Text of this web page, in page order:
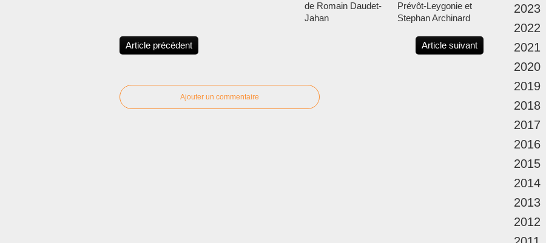
de Romain Daudet-
Jahan
Prévôt-Leygonie et
Stephan Archinard
Article précédent Article suivant
Ajouter un commentaire
2023
2022
2021
2020
2019
2018
2017
2016
2015
2014
2013
2012